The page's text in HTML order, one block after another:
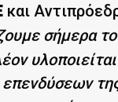
και
σήμερα